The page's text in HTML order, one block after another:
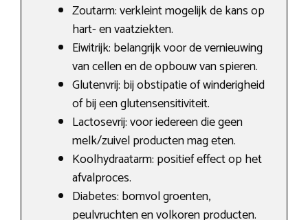
Zoutarm: verkleint mogelijk de kans op
hart- en vaatziekten.
Eiwitrijk: belangrijk voor de vernieuwing
van cellen en de opbouw van spieren.
Glutenvrij: bij obstipatie of winderigheid
of bij een glutensensitiviteit.
Lactosevrij: voor iedereen die geen
melk/zuivel producten mag eten.
Koolhydraatarm: positief effect op het
afvalproces.
Diabetes: bomvol groenten,
peulvruchten en volkoren producten.